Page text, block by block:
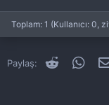
Başlatan
Redm Sunucu
V Sunucu
Başlatan
Toplam: 1 (Kullanıcı: 0,
Paylaş: Reddit